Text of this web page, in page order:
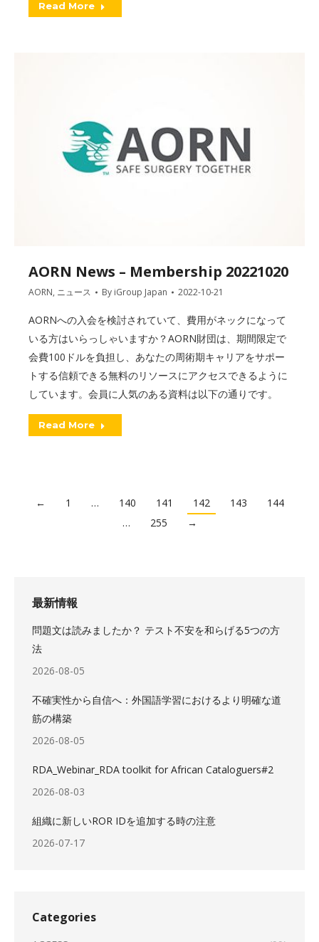
Read More
AORN News – Membership 20221020
AORN, ニュース By iGroup Japan 2022-10-21
AORNへの入会を検討されていて、費用がネックになって
いる方はいらっしゃいますか？AORN財団は、期間限定で
会費100ドルを負担し、あなたの周術期キャリアをサポー
トする信頼できる無料のリソースにアクセスできるように
しています。会員に人気のある資料は以下の通りです。
Read More
← 1 … 140 141 142 143
144
…
255 →
最新情報
問題文は読みましたか？ テスト不安を和らげる5つの方
法
2026-08-05
不確実性から自信へ：外国語学習におけるより明確な道
筋の構築
2026-08-05
RDA_Webinar_RDA toolkit for African Cataloguers#2
2026-08-03
組織に新しいROR IDを追加する時の注意
2026-07-17
Categories